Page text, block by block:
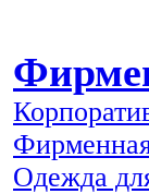
Одежда